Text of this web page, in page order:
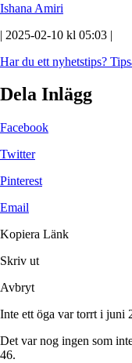
Ishana Amiri
| 2025-02-10 kl 05:03 |
Har du ett nyhetstips?
Dela Inlägg
Facebook
Twitter
Pinterest
Email
Kopiera Länk
Skriv ut
Avbryt
Inte ett öga var torrt i juni
Det var nog ingen som
46.